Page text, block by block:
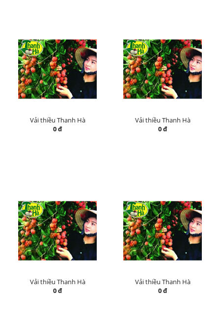
Vải thiều Thanh Hà
0 đ
Vải thiều Thanh Hà
0 đ
Vải thiều Thanh Hà
0 đ
Vải thiều Thanh Hà
0 đ